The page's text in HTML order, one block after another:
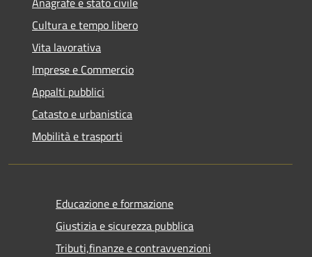
Cultura e tempo libero
Vita lavorativa
Imprese e Commercio
Appalti pubblici
Catasto e urbanistica
Mobilità e trasporti
Educazione e formazione
Giustizia e sicurezza pubblica
Tributi,finanze e contravvenzioni